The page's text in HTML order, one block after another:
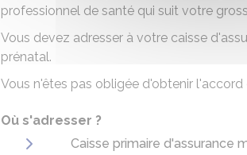
professionnel de santé qui suit votre
Vous devez adresser à votre caisse
prénatal.
Vous n'êtes pas obligée d'obtenir
Où s'adresser ?
Caisse primaire d'assurance